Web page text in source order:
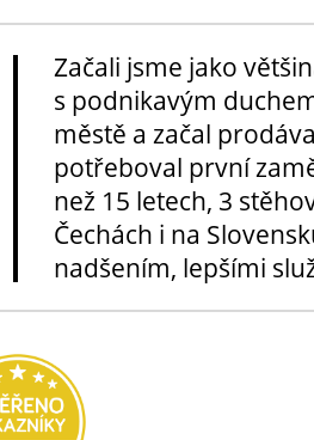
Začali jsme jako
s podnikavým
městě a začal
potřeboval první
než 15 letech, 3
Čechách i na
nadšením, lepšími